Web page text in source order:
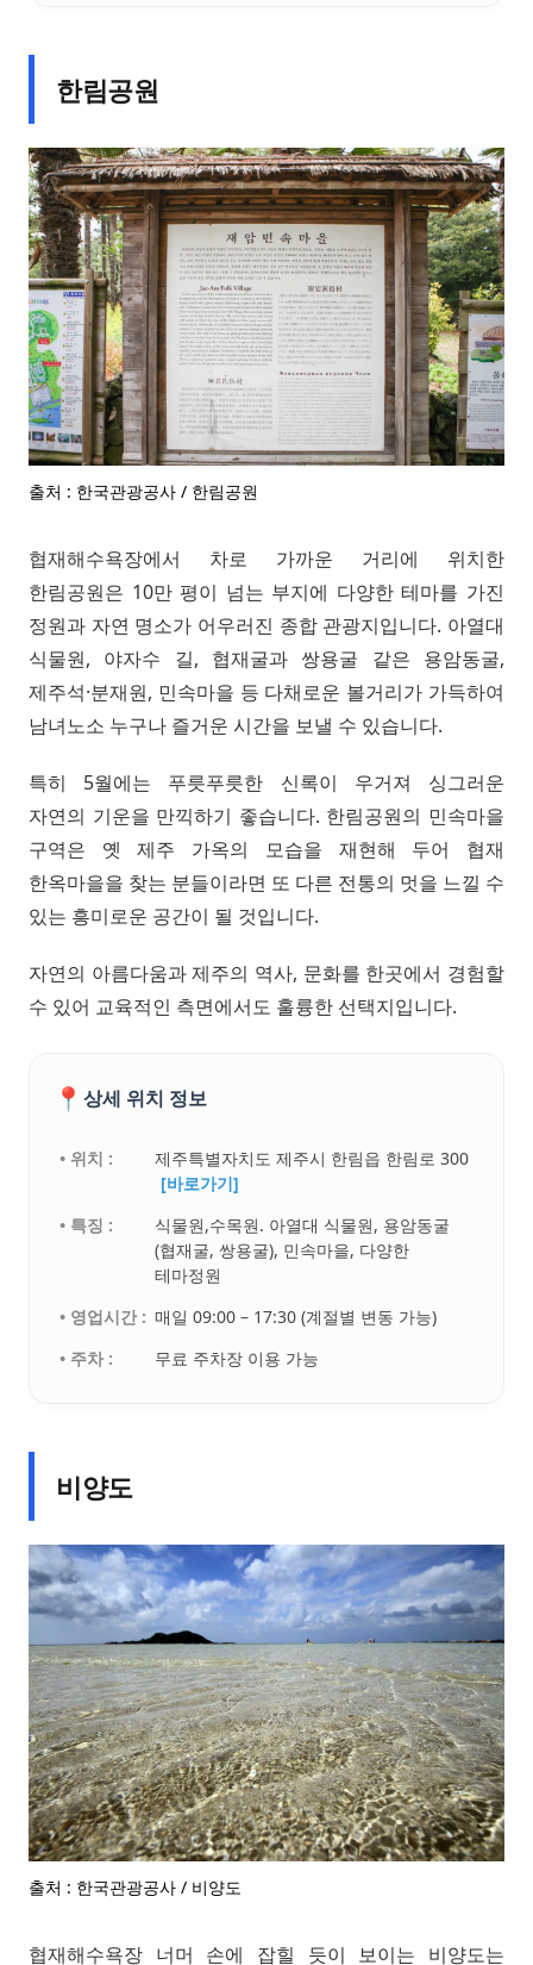
한림공원
출처 : 한국관광공사 / 한림공원
협재해수욕장에서 차로 가까운 거리에 위치한
한림공원은 10만 평이 넘는 부지에 다양한 테마를 가진
정원과 자연 명소가 어우러진 종합 관광지입니다. 아열대
식물원, 야자수 길, 협재굴과 쌍용굴 같은 용암동굴,
제주석·분재원, 민속마을 등 다채로운 볼거리가 가득하여
남녀노소 누구나 즐거운 시간을 보낼 수 있습니다.
특히 5월에는 푸릇푸릇한 신록이 우거져 싱그러운
자연의 기운을 만끽하기 좋습니다. 한림공원의 민속마을
구역은 옛 제주 가옥의 모습을 재현해 두어 협재
한옥마을을 찾는 분들이라면 또 다른 전통의 멋을 느낄 수
있는 흥미로운 공간이 될 것입니다.
자연의 아름다움과 제주의 역사, 문화를 한곳에서 경험할
수 있어 교육적인 측면에서도 훌륭한 선택지입니다.
📍 상세 위치 정보
• 위치 :
제주특별자치도 제주시 한림읍 한림로 300
[바로가기]
• 특징 :
식물원,수목원. 아열대 식물원, 용암동굴
(협재굴, 쌍용굴), 민속마을, 다양한
테마정원
• 영업시간 : 매일 09:00 – 17:30 (계절별 변동 가능)
• 주차 :
무료 주차장 이용 가능
비양도
출처 : 한국관광공사 / 비양도
협재해수욕장 너머 손에 잡힐 듯이 보이는 비양도는